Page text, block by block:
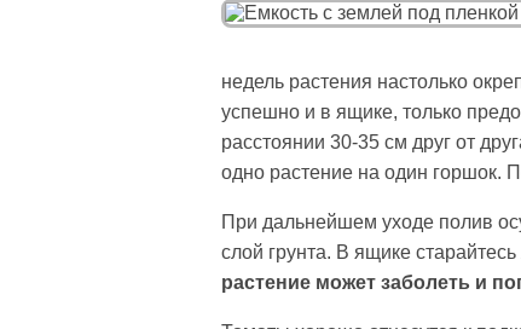
недель растения настолько
успешно и в ящике, только
расстоянии 30-35 см друг от
одно растение на один горшок.
При дальнейшем уходе полив
слой грунта. В ящике
растение может заболеть и